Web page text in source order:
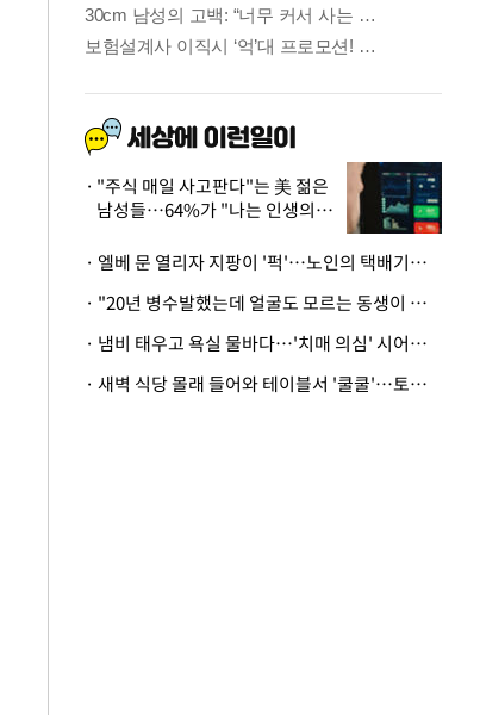
"주식 매일 사고판다"는 美 젊은
남성들…64%가 "나는 인생의
· 엘베 문 열리자 지팡이 '퍽'…노인의 택배기사 폭행 이유
· "20년 병수발했는데 얼굴도 모르는 동생이 유산 절반을"…배다른 형제 상속권 있을까
· 냄비 태우고 욕실 물바다…'치매 의심' 시어머니 검사 권유했다가 '날벼락'
· 새벽 식당 몰래 들어와 테이블서 '쿨쿨'…토사물 남기고 사라진 남성